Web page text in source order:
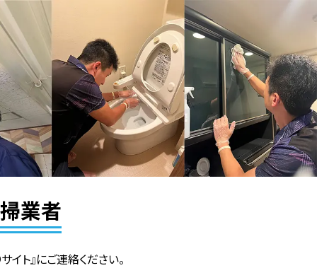
業者
ト』にご連絡ください。